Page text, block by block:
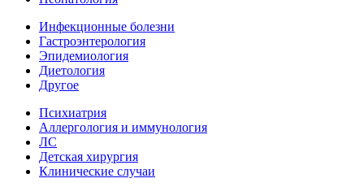
Инфекционные болезни
Гастроэнтерология
Эпидемиология
Диетология
Другое
Психиатрия
Аллергология и иммунология
ЛС
Детская хирургия
Клинические случаи